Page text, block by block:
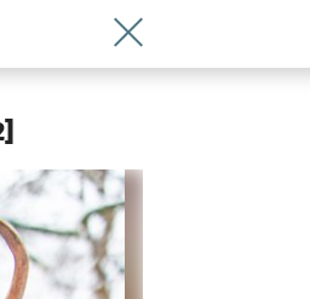
Wróć do artykułu No